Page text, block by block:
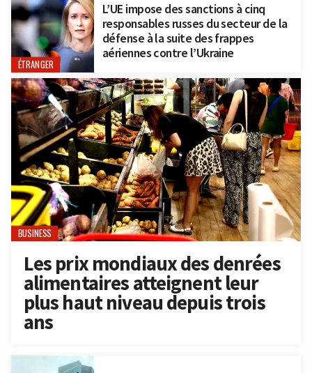
ÉTRANGER
L’UE impose des sanctions à cinq
responsables russes du secteur de la
défense à la suite des frappes
aériennes contre l’Ukraine
BUSINESS
Les prix mondiaux des denrées
alimentaires atteignent leur
plus haut niveau depuis trois
ans